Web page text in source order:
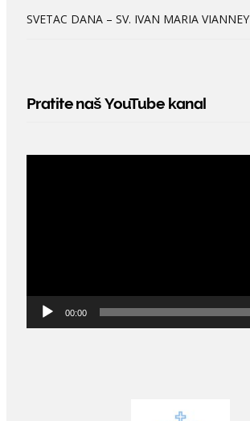
SVETAC DANA – SV. IVAN MARIA VIANNEY
Pratite naš YouTube kanal
00:00